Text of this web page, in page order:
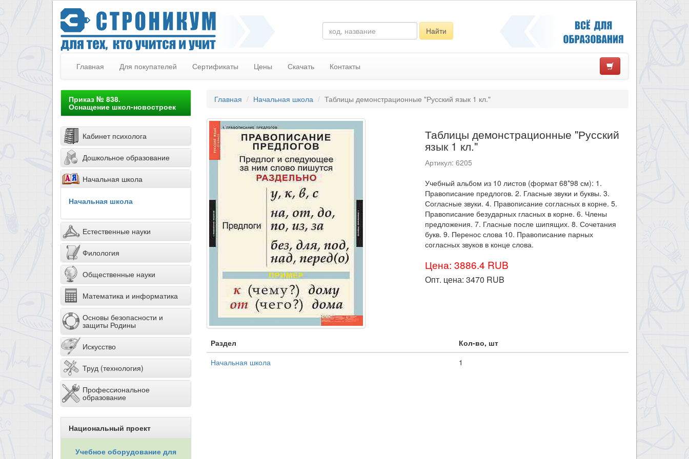
Найти
Главная Для покупателей Сертификаты Цены Скачать Контакты
Приказ № 838.
Оснащение школ-новостроек
Кабинет психолога
Дошкольное образование
Начальная школа
Начальная школа
Естественные науки
Филология
Общественные науки
Математика и информатика
Основы безопасности и
защиты Родины
Искусство
Труд (технология)
Профессиональное
образование
Национальный проект
Учебное оборудование для
Главная Начальная школа Таблицы демонстрационные "Русский язык 1 кл."
Таблицы демонстрационные "Русский
язык 1 кл."
Артикул: 6205
Учебный альбом из 10 листов (формат 68*98 см): 1.
Правописание предлогов. 2. Гласные звуки и буквы. 3.
Согласные звуки. 4. Правописание согласных в корне. 5.
Правописание безударных гласных в корне. 6. Члены
предложения. 7. Гласные после шипящих. 8. Сочетания
букв. 9. Перенос слова 10. Правописание парных
согласных звуков в конце слова.
Цена: 3886.4 RUB
Опт. цена:3470 RUB
Раздел
Кол-во, шт
Начальная школа
1